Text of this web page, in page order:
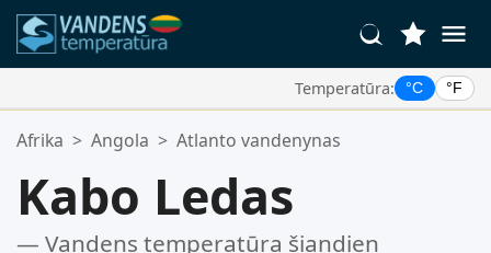
Temperatūra: °C °F
Jūsų Mėgstamiausios Vietos:
Afrika > Angola > Atlanto vandenynas
Kabo Ledas
— Vandens temperatūra šiandien